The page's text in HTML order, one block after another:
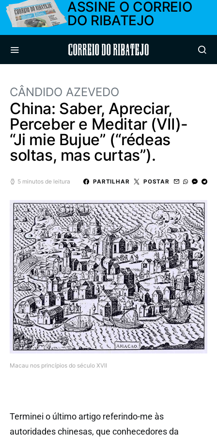
ASSINE O CORREIO
DO RIBATEJO
Correio do Ribatejo
CÂNDIDO AZEVEDO
China: Saber, Apreciar,
Perceber e Meditar (VII)-
“Ji mie Bujue” (“rédeas
soltas, mas curtas”).
5 minutos de leitura PARTILHAR POSTAR
Macau nos princípios do século XVII
Terminei o último artigo referindo-me às
autoridades chinesas, que conhecedores da